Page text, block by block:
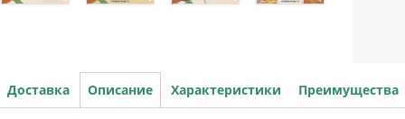
Доставка Описание Характеристики Преимущества